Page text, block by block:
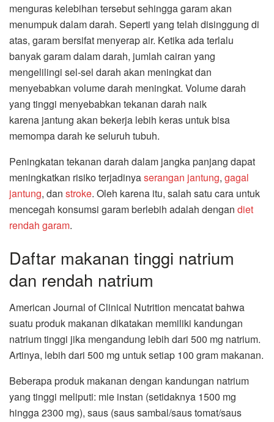
menguras kelebihan tersebut sehingga garam akan
menumpuk dalam darah. Seperti yang telah disinggung di
atas, garam bersifat menyerap air. Ketika ada terlalu
banyak garam dalam darah, jumlah cairan yang
mengelilingi sel-sel darah akan meningkat dan
menyebabkan volume darah meningkat. Volume darah
yang tinggi menyebabkan tekanan darah naik
karena jantung akan bekerja lebih keras untuk bisa
memompa darah ke seluruh tubuh.
Peningkatan tekanan darah dalam jangka panjang dapat
meningkatkan risiko terjadinyaserangan jantung, gagal
jantung, dan stroke. Oleh karena itu, salah satu cara untuk
mencegah konsumsi garam berlebih adalah dengan diet
rendah garam.
Daftar makanan tinggi natrium
dan rendah natrium
American Journal of Clinical Nutrition mencatat bahwa
suatu produk makanan dikatakan memiliki kandungan
natrium tinggi jika mengandung lebih dari 500 mg natrium.
Artinya, lebih dari 500 mg untuk setiap 100 gram makanan.
Beberapa produk makanan dengan kandungan natrium
yang tinggi meliputi: mie instan (setidaknya 1500 mg
hingga 2300 mg), saus (saus sambal/saus tomat/saus